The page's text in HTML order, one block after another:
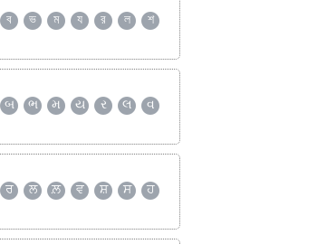
ব ভ ম য র ল
শ
બ ભ મ ય ર લ
વ
ਰ ਲ ਲ਼ ਵ ਸ਼ ਸ
ਹ